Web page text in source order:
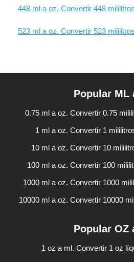
448 ml a oz. Convertir 448
523 ml a oz. Convertir 523
Popular ML
0.75 ml a oz. Convertir 0.75
1 ml a oz. Convertir 1
10 ml a oz. Convertir 10
100 ml a oz. Convertir 100
1000 ml a oz. Convertir 1000
10000 ml a oz. Convertir 10000
Popular OZ
1 oz a ml. Convertir 1 oz